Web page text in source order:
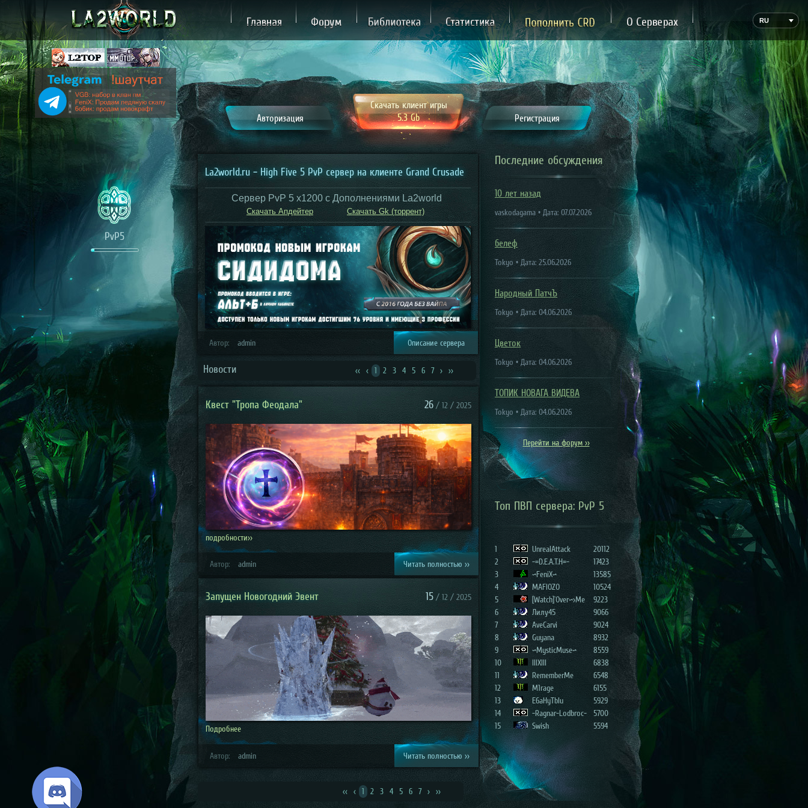
Главная Форум Библиотека Статистика Пожертвование О Сервере RU
PvP5
Авторизация
Скачать клиент игры
5.3 Gb
Регистрация
La2world.ru – High Five 5 PvP cервер на клиенте Grand Crusade
Сервер PvP 5 x1200 c Дополнениями La2world
Скачать Апдейтер Скачать Gk (торрент)
Автор: admin Описание сервера
Новости << < 1 2 3 4 5 6 7 > >>
Квест "Тропа Феодала" 26 / 12 / 2025
подробности>>
Автор: admin Читать полностью >>
Запущен Новогодний Эвент 15 / 12 / 2025
Подробнее
Автор: admin Читать полностью >>
<< < 1 2 3 4 5 6 7 > >>
Последние обсуждения
10 лет назад
vaskodagama • Дата: 07.07.2026
белеф
Tokyo • Дата: 25.06.2026
Народный ПатчЪ
Tokyo • Дата: 04.06.2026
Цветок
Tokyo • Дата: 04.06.2026
ТОПИК НОВАГА ВИДЕВА
Tokyo • Дата: 04.06.2026
Перейти на форум >>
Топ ПВП сервера: PvP 5
1 UnrealAttack
20112
2
-=D.E.A.T.H=-
17423
3
~FeniX~
13585
4
MAFIOZO
10524
5
[Watch]`Over~>Me
9223
6
Лилу45
9066
7
AveCarvi
9024
8
Guyana
8932
9
~MysticMuse~
8559
10
IIIXIII
6838
11
RememberMe
6548
12
M1rage
6155
13
E6aHyTblu
5929
14
-Ragnar-Lodbroc-
5700
15
Swish 5594